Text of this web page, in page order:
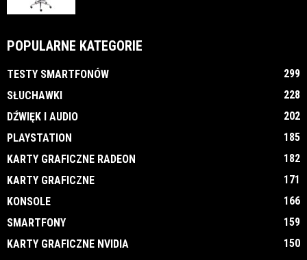
POPULARNE KATEGORIE
TESTY SMARTFONÓW
299
SŁUCHAWKI
228
DŹWIĘK I AUDIO
202
PLAYSTATION
185
KARTY GRAFICZNE RADEON
182
KARTY GRAFICZNE
171
KONSOLE
166
SMARTFONY
159
KARTY GRAFICZNE NVIDIA
150